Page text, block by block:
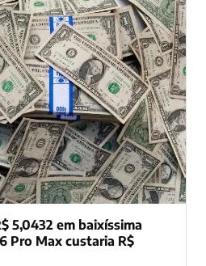
5,0432 em baixíssima
Pro Max custaria R$